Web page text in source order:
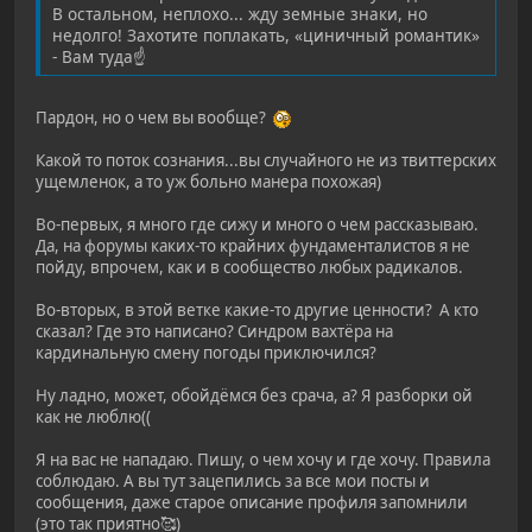
В остальном, неплохо... жду земные знаки, но
недолго! Захотите поплакать, «циничный романтик»
- Вам туда☝️
Пардон, но о чем вы вообще?
Какой то поток сознания...вы случайного не из твиттерских
ущемленок, а то уж больно манера похожая)
Во-первых, я много где сижу и много о чем рассказываю.
Да, на форумы каких-то крайних фундаменталистов я не
пойду, впрочем, как и в сообщество любых радикалов.
Во-вторых, в этой ветке какие-то другие ценности? А кто
сказал? Где это написано? Синдром вахтёра на
кардинальную смену погоды приключился?
Ну ладно, может, обойдёмся без срача, а? Я разборки ой
как не люблю((
Я на вас не нападаю. Пишу, о чем хочу и где хочу. Правила
соблюдаю. А вы тут зацепились за все мои посты и
сообщения, даже старое описание профиля запомнили
(это так приятно🥰)